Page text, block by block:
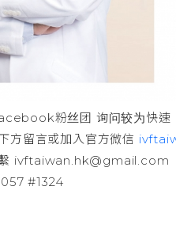
粉丝团 询问较为快速
方留言或加入官方微信
繫 ivftaiwan.hk@gmail.com
#1324